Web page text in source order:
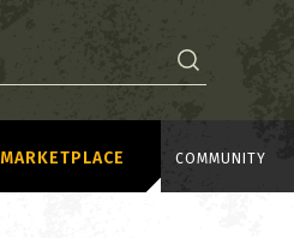
MARKETPLACE COMMUNITY